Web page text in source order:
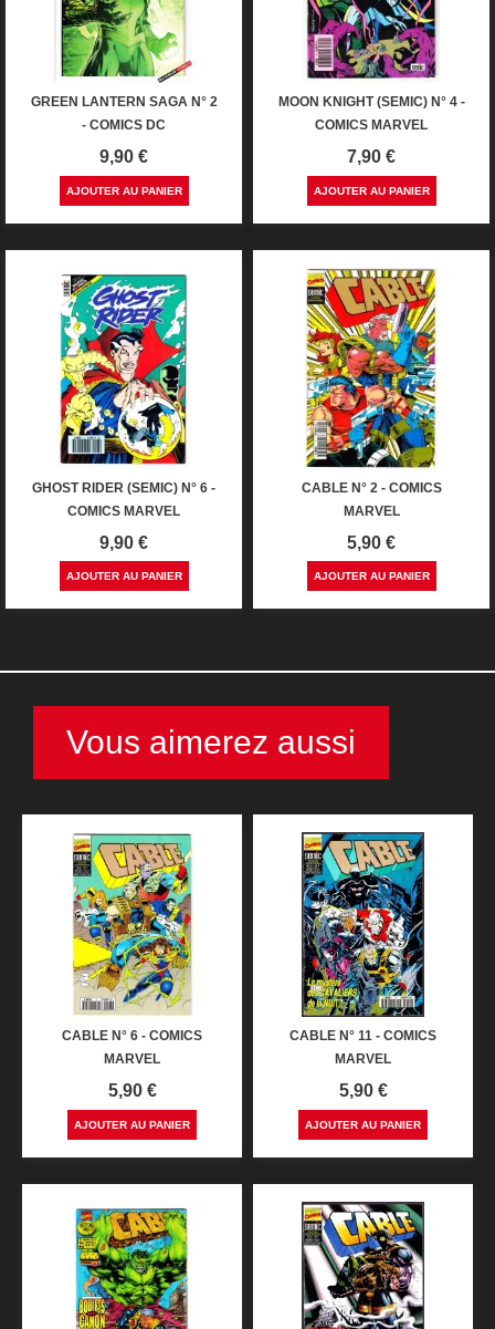
GREEN LANTERN SAGA N° 2
- COMICS DC
Prix
9,90 €
AJOUTER AU PANIER
MOON KNIGHT (SEMIC) N° 4 -
COMICS MARVEL
Prix
7,90 €
AJOUTER AU PANIER
GHOST RIDER (SEMIC) N° 6 -
COMICS MARVEL
Prix
9,90 €
AJOUTER AU PANIER
CABLE N° 2 - COMICS
MARVEL
Prix
5,90 €
AJOUTER AU PANIER
Vous aimerez aussi
CABLE N° 6 - COMICS
MARVEL
Prix
5,90 €
AJOUTER AU PANIER
CABLE N° 11 - COMICS
MARVEL
Prix
5,90 €
AJOUTER AU PANIER